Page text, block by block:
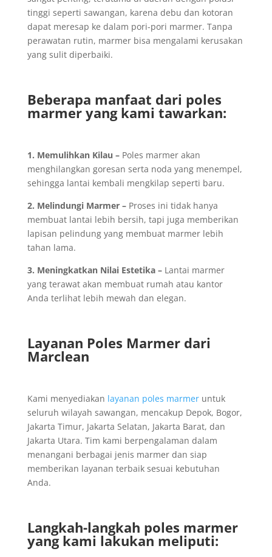
tinggi seperti sawangan, karena debu dan kotoran
dapat meresap ke dalam pori-pori marmer. Tanpa
perawatan rutin, marmer bisa mengalami kerusakan
yang sulit diperbaiki.
Beberapa manfaat dari poles
marmer yang kami tawarkan:
1. Memulihkan Kilau –Poles marmer akan
menghilangkan goresan serta noda yang menempel,
sehingga lantai kembali mengkilap seperti baru.
2. Melindungi Marmer –Proses ini tidak hanya
membuat lantai lebih bersih, tapi juga memberikan
lapisan pelindung yang membuat marmer lebih
tahan lama.
3. Meningkatkan Nilai Estetika –Lantai marmer
yang terawat akan membuat rumah atau kantor
Anda terlihat lebih mewah dan elegan.
Layanan Poles Marmer dari
Marclean
Kami menyediakan layanan poles marmeruntuk
seluruh wilayah sawangan, mencakup Depok, Bogor,
Jakarta Timur, Jakarta Selatan, Jakarta Barat, dan
Jakarta Utara. Tim kami berpengalaman dalam
menangani berbagai jenis marmer dan siap
memberikan layanan terbaik sesuai kebutuhan
Anda.
Langkah-langkah poles marmer
yang kami lakukan meliputi: